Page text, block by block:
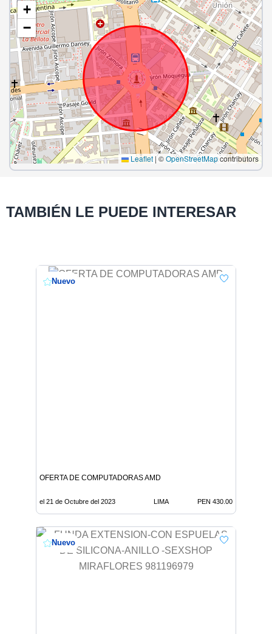
+
−
Leaflet |©OpenStreetMapcontributors
TAMBIÉN LE PUEDE INTERESAR
Nuevo
OFERTA DE COMPUTADORAS AMD
el 21 de Octubre del 2023 LIMA PEN 430.00
Nuevo